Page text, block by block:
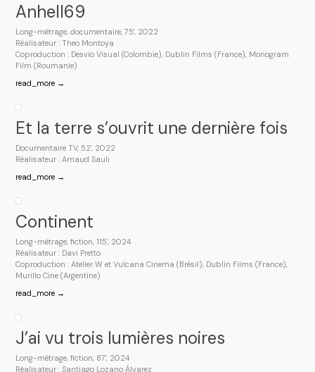
Anhell69
Long-métrage, documentaire, 75', 2022
Réalisateur : Theo Montoya
Coproduction : Desvio Visual (Colombie), Dublin Films (France), Monogram
Film (Roumanie)
read_more →
Et la terre s’ouvrit une dernière fois
Documentaire TV, 52', 2022
Réalisateur : Arnaud Sauli
read_more →
Continent
Long-métrage, fiction, 115', 2024
Réalisateur : Davi Pretto
Coproduction : Atelier W et Vulcana Cinema (Brésil), Dublin Films (France),
Murillo Cine (Argentine)
read_more →
J’ai vu trois lumières noires
Long-métrage, fiction, 87', 2024
Réalisateur : Santiago Lozano Álvarez